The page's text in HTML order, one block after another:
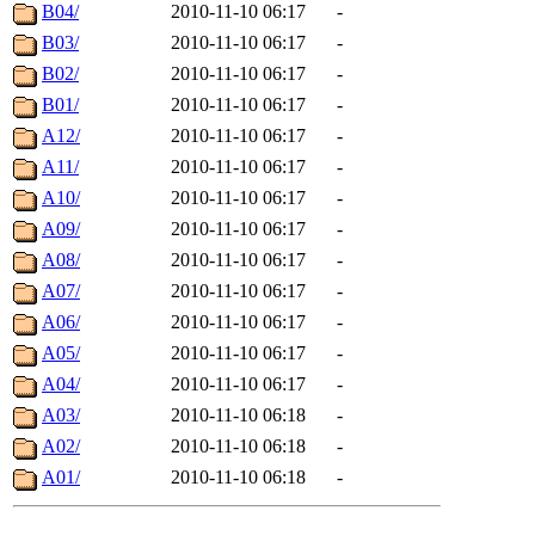
B04/
2010-11-10 06:17
-
B03/
2010-11-10 06:17
-
B02/
2010-11-10 06:17
-
B01/
2010-11-10 06:17
-
A12/
2010-11-10 06:17
-
A11/
2010-11-10 06:17
-
A10/
2010-11-10 06:17
-
A09/
2010-11-10 06:17
-
A08/
2010-11-10 06:17
-
A07/
2010-11-10 06:17
-
A06/
2010-11-10 06:17
-
A05/
2010-11-10 06:17
-
A04/
2010-11-10 06:17
-
A03/
2010-11-10 06:18
-
A02/
2010-11-10 06:18
-
A01/
2010-11-10 06:18 -